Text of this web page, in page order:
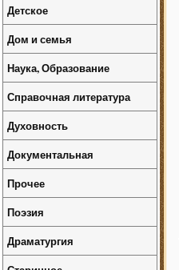
Детское
Дом и семья
Наука, Образование
Справочная литература
Духовность
Документальная
Прочее
Поэзия
Драматургия